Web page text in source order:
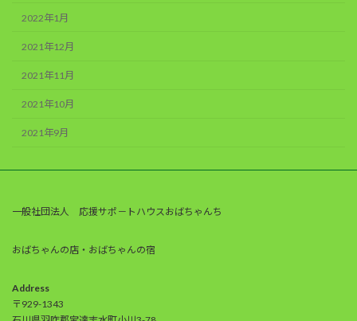
2022年1月
2021年12月
2021年11月
2021年10月
2021年9月
一般社団法人 応援サポ－トハウスおばちゃんち
おばちゃんの店・おばちゃんの宿
Address
〒929-1343